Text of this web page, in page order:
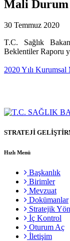
Mali Durum
30 Temmuz 2020
T.C. Sağlık
Beklentiler Raporu
2020 Yılı
STRATEJİ
Hızlı Menü
Başkanlık
Birimler
Mevzuat
Dokümanlar
Stratejik
İç Kontrol
Oturum Aç
İletişim